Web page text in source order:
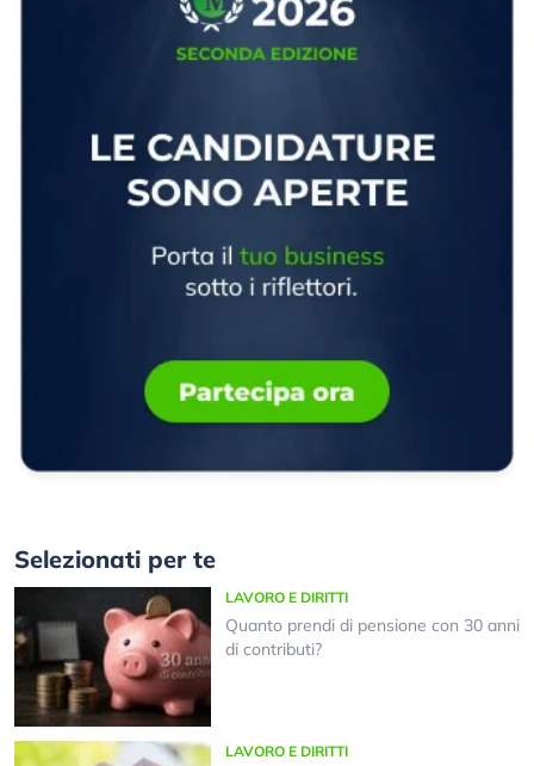
Selezionati per te
LAVORO E DIRITTI
Quanto prendi di pensione con 30 anni
di contributi?
LAVORO E DIRITTI